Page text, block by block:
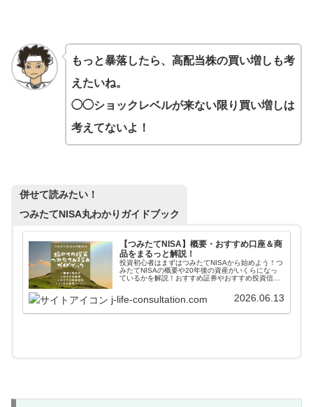
もっと暴落したら、高配当株の買い増しも考
えたいね。
◯◯ショックレベルが来ない限り買い増しは
考えてないよ！
併せて読みたい！
つみたてNISA丸わかりガイドブック
【つみたてNISA】概要・おすすめ口座＆商
品をまるっと解説！
投資初心者はまずはつみたてNISAから始めよう！つ
みたてNISAの概要や20年後の資産がいくらになっ
ているかを解説！おすすめ証券やおすすめ投資信託
るから、本記事を読めばつみたてNISAが丸わかり！
j-life-consultation.com 2026.06.13